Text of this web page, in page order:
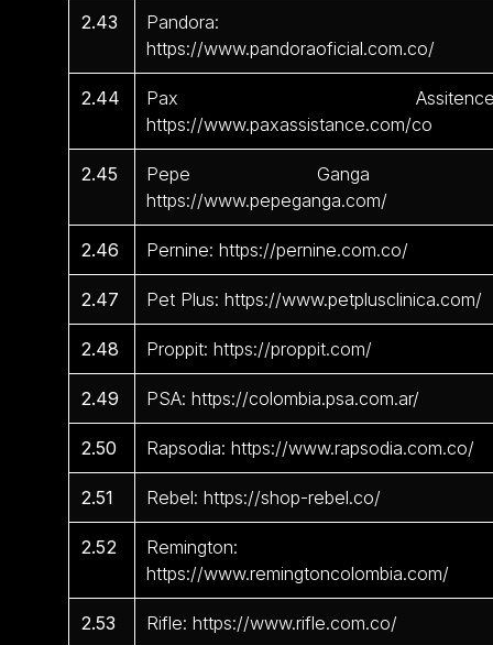
2.43
Pandora:
https://www.pandoraoficial.com.co/
2.44
Pax
https://www.paxassistance.com/co
2.45
Pepe Ganga
https://www.pepeganga.com/
2.46 Pernine: https://pernine.com.co/
2.47 Pet Plus: https://www.petplusclinica.com/
2.48 Proppit: https://proppit.com/
2.49 PSA: https://colombia.psa.com.ar/
2.50 Rapsodia: https://www.rapsodia.com.co/
2.51 Rebel: https://shop-rebel.co/
2.52
Remington:
https://www.remingtoncolombia.com/
2.53 Rifle: https://www.rifle.com.co/